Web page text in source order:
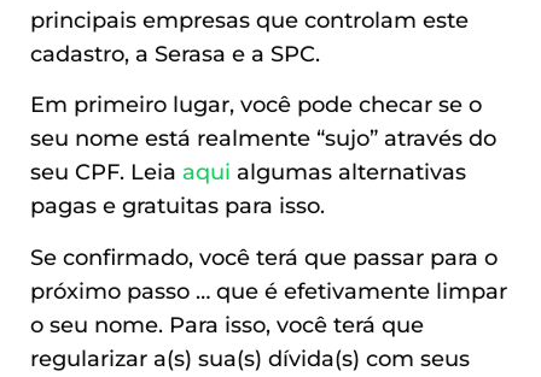
principais empresas que controlam este
cadastro, a Serasa e a SPC.
Em primeiro lugar, você pode checar se o
seu nome está realmente “sujo” através do
seu CPF. Leia aqui algumas alternativas
pagas e gratuitas para isso.
Se confirmado, você terá que passar para o
próximo passo … que é efetivamente limpar
o seu nome. Para isso, você terá que
regularizar a(s) sua(s) dívida(s) com seus